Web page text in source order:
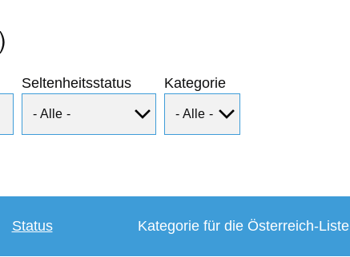
Seltenheitsstatus Kategorie
Status Kategorie für die Österreich-Liste